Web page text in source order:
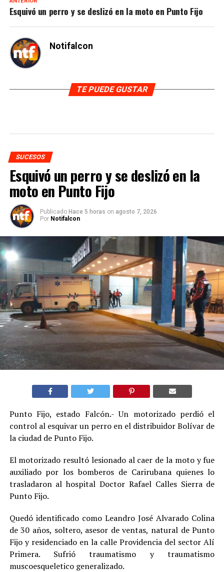
Esquivó un perro y se deslizó en la moto en Punto Fijo
Notifalcon
TE PUEDE GUSTAR
SUCESOS
Esquivó un perro y se deslizó en la
moto en Punto Fijo
Publicado Hace 5 horas on agosto 7, 2026
Por Notifalcon
Punto Fijo, estado Falcón.- Un motorizado perdió el
control al esquivar un perro en el distribuidor Bolívar de
la ciudad de Punto Fijo.
El motorizado resultó lesionado al caer de la moto y fue
auxiliado por los bomberos de Carirubana quienes lo
trasladaron al hospital Doctor Rafael Calles Sierra de
Punto Fijo.
Quedó identificado como Leandro José Alvarado Colina
de 30 años, soltero, asesor de ventas, natural de Punto
Fijo y residenciado en la calle Providencia del sector Alí
Primera. Sufrió traumatismo y traumatismo
muscoesqueletico generalizado.